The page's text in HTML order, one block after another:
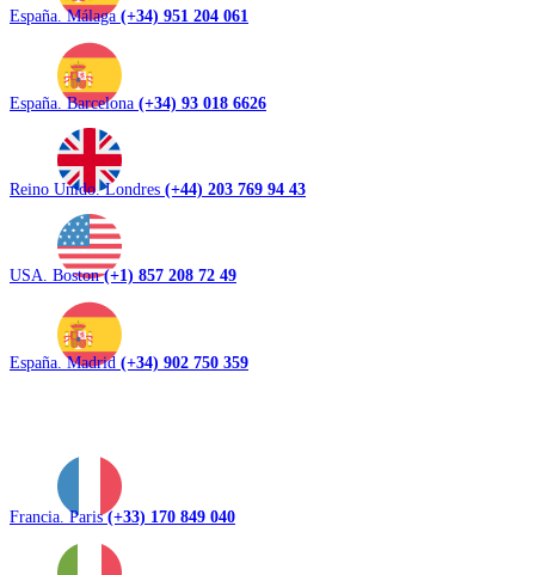
España. Málaga (+34) 951 204 061
España. Barcelona (+34) 93 018 6626
Reino Unido. Londres (+44) 203 769 94 43
USA. Boston(+1) 857 208 72 49
España. Madrid (+34) 902 750 359
Francia. Paris(+33) 170 849 040